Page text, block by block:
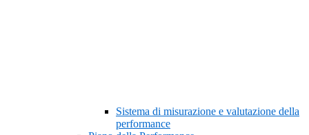
Sistema di misurazione e valutazione della
performance